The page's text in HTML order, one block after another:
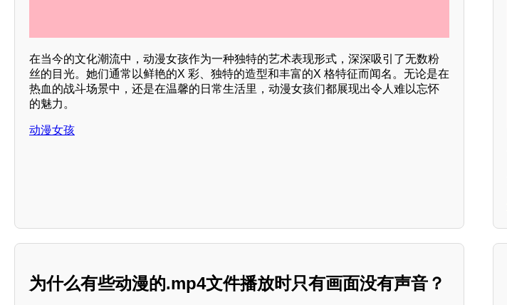
在当今的文化潮流中，动漫女孩作为一种独特的艺术表现形式，深深吸引了无数粉
丝的目光。她们通常以鲜艳的X 彩、独特的造型和丰富的X 格特征而闻名。无论是在
热血的战斗场景中，还是在温馨的日常生活里，动漫女孩们都展现出令人难以忘怀
的魅力。
动漫女孩
为什么有些动漫的.mp4文件播放时只有画面没有声音？